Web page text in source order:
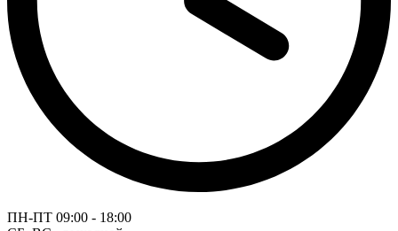
ПН-ПТ 09:00 - 18:00